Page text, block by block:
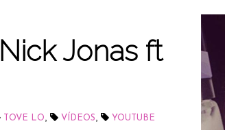
Jonas ft
TOVE LO VÍDEOS YOUTUBE